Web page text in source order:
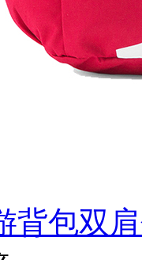
背包双